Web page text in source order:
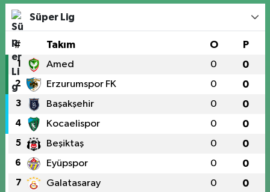
Süper Lig
# Takım O P
1 Amed 0 0
2 Erzurumspor FK 0 0
3 Başakşehir 0 0
4 Kocaelispor 0 0
5 Beşiktaş 0 0
6 Eyüpspor 0 0
7 Galatasaray 0 0